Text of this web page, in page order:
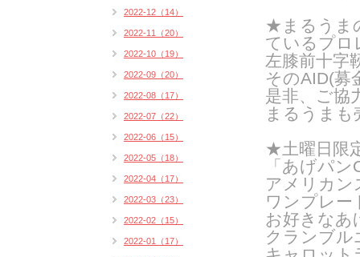
★まるうま
ているプロ
左膝前十字
そのAID(募
是非、ご協
まるうまも
★土曜日限
「あげパ
アメリカン
ワンプレー
お好きなあ
クランブル
2022-12（14）
2022-11（20）
2022-10（19）
2022-09（20）
2022-08（17）
2022-07（22）
2022-06（15）
2022-05（18）
2022-04（17）
2022-03（23）
2022-02（15）
2022-01（17）